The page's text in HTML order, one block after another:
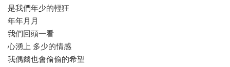
是我們年少的輕狂
年年月月
我們回頭一看
心湧上 多少的情感
我偶爾也會偷偷的希望